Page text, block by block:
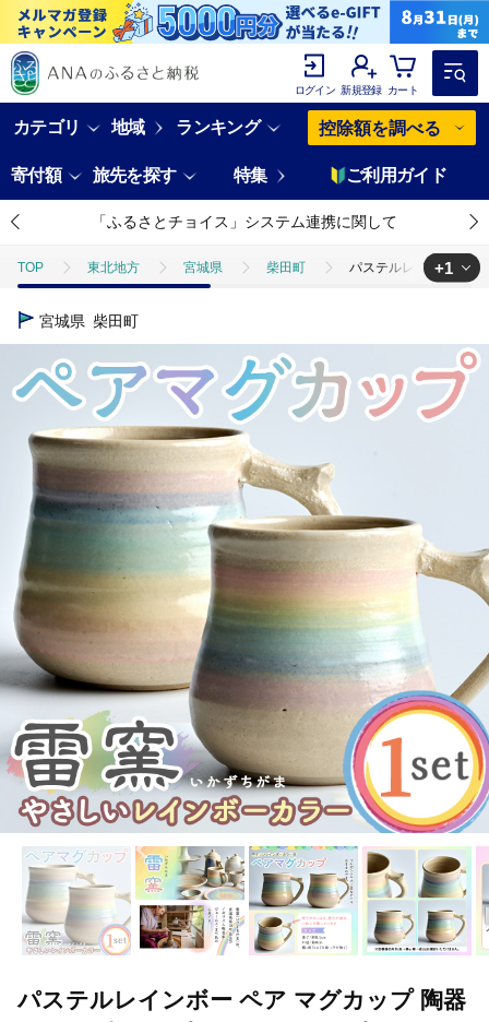
ログイン 新規登録 カート
カテゴリ 地域 ランキング 控除額を調べる
寄付額 旅先を探す 特集 ご利用ガイド
「ふるさとチョイス」システム連携に関して
TOP 東北地方 宮城県 柴田町 パステルレインボー ペ
TOP
+1
宮城県 柴田町
パステルレインボー ペア マグカップ 陶器